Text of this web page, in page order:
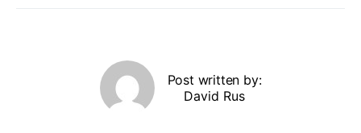
Post written by:
David Rus